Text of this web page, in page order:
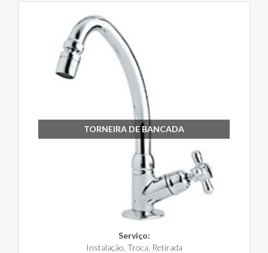
TORNEIRA DE BANCADA
Serviço:
Instalação, Troca, Retirada